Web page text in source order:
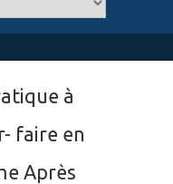
à
faire en
Après